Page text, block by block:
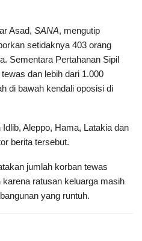
Asad, SANA, mengutip
setidaknya 403 orang
Sementara Pertahanan Sipil
dan lebih dari 1.000
di bawah kendali oposisi di
Aleppo, Hama, Latakia dan
berita tersebut.
jumlah korban tewas
ratusan keluarga masih
yang runtuh.